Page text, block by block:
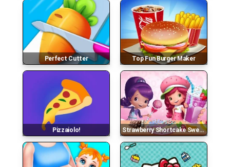
Perfect Cutter Top Fun Burger Maker
Pizzaiolo! Strawberry Shortcake Sweet Shop